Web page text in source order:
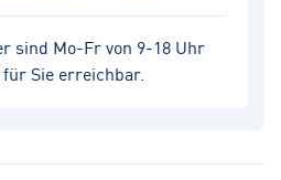
sind Mo-Fr von 9-18 Uhr
Sie erreichbar.